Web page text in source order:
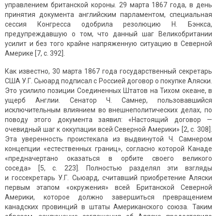
управлением британской короны. 29 марта 1867 года, в день
принятия документа английским парламентом, специальная
сессия Конгресса одобрила резолюцию Н. Бэнкса,
предупреждавшую о том, что данный шаг Великобритании
усилит и без того крайне напряженную ситуацию в Северной
Америке [7, c. 392].
Как известно, 30 марта 1867 года государственный секретарь
США У.Г. Сьюард подписал с Россией договор о покупке Аляски.
Это усилило позиции Соединенных Штатов на Тихом океане, в
ущерб Англии. Сенатор Ч. Самнер, пользовавшийся
исключительным влиянием во внешнеполитических делах, по
поводу этого документа заявил: «Настоящий договор —
очевидный шаг к оккупации всей Северной Америки» [2, с. 308].
Эта уверенность проистекала из выдвинутой Ч. Самнером
концепции «естественных границ», согласно которой Канаде
«предначертано оказаться в орбите своего великого
соседа» [5, c. 223]. Полностью разделял эти взгляды
и госсекретарь У.Г. Сьюард, считавший приобретение Аляски
первым этапом «окружения» всей Британской Северной
Америки, которое должно завершиться превращением
канадских провинций в штаты Американского союза. Таким